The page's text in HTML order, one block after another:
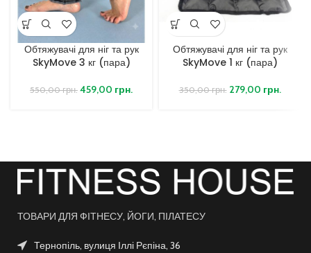
Обтяжувачі для ніг та рук
SkyMove 3 кг (пара)
550,00грн. 459,00 грн.
Обтяжувачі для ніг та рук
SkyMove 1 кг (пара)
350,00грн. 279,00 грн.
ТОВАРИ ДЛЯ ФІТНЕСУ, ЙОГИ, ПІЛАТЕСУ
Тернопіль, вулиця Іллі Рєпіна, 36